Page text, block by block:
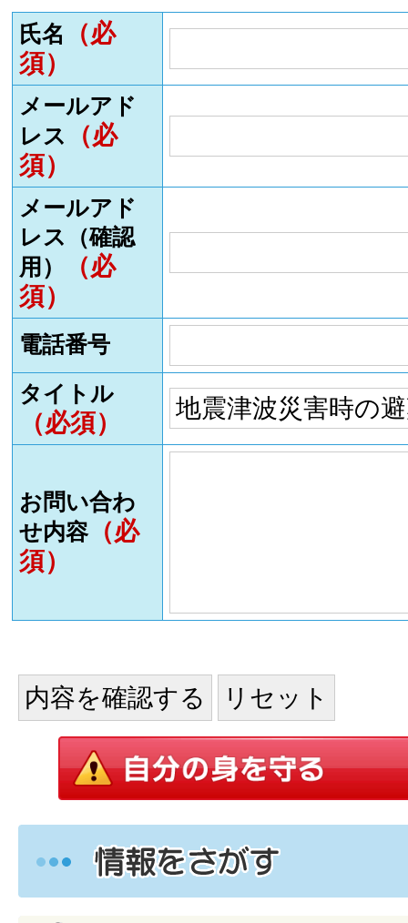
氏名
（必
須）
メールアド
レス
（必
須）
メールアド
レス（確認
用）
（必
須）
電話番号
タイトル
（必須）
お問い合わ
せ内容（必
須）